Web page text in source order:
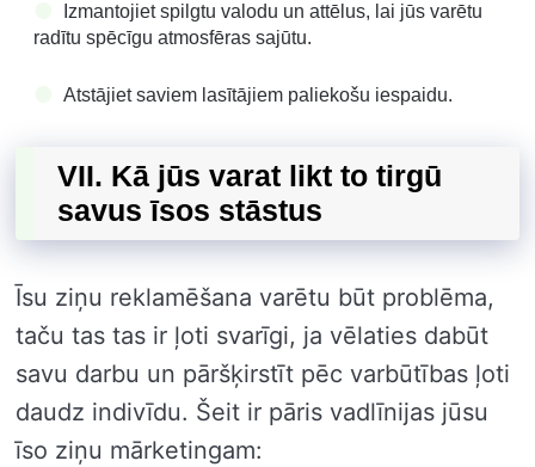
Izmantojiet spilgtu valodu un attēlus, lai jūs varētu
radītu spēcīgu atmosfēras sajūtu.
Atstājiet saviem lasītājiem paliekošu iespaidu.
VII. Kā jūs varat likt to tirgū
savus īsos stāstus
Īsu ziņu reklamēšana varētu būt problēma,
taču tas tas ir ļoti svarīgi, ja vēlaties dabūt
savu darbu un pāršķirstīt pēc varbūtības ļoti
daudz indivīdu. Šeit ir pāris vadlīnijas jūsu
īso ziņu mārketingam: